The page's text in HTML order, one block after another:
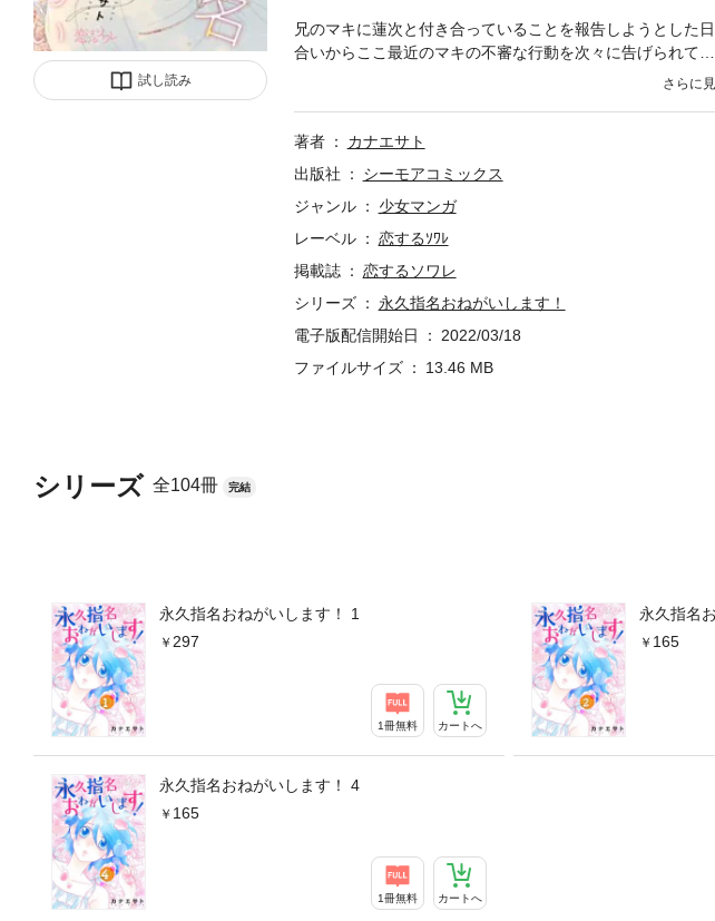
試し読み
シリーズ 全104冊 完結
永久指名おねがいします！ 1
297
1冊無料 カートへ
永久指名
165
永久指名おねがいします！ 4
165
1冊無料 カートへ
兄のマキに蓮次と付き合っていることを報告しようとした
合いからここ最近のマキの不審な行動を次々に告げられて
著者
カナエサト
出版社
シーモアコミックス
ジャンル
少女マンガ
レーベル
恋するｿﾜﾚ
掲載誌
恋するソワレ
シリーズ
永久指名おねがいします！
電子版配信開始日
2022/03/18
ファイルサイズ
13.46 MB